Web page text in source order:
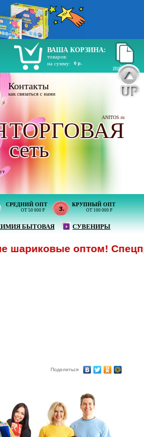
ВАША КОРЗИНА:
товаров:
на сумму:
0 р.
прайс лист
СРЕДНИЙ ОПТ
ОТ 50 000 Р
КРУПНЫЙ ОПТ
ОТ 100 000 Р
БЫТОВАЯ СУВЕНИРЫ
Контакты
как связаться с нами
ANITOS.ru
ТОРГОВАЯ
сеть
оптом!
Поделиться